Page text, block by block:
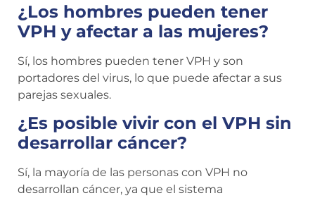
¿Los hombres pueden tener
VPH y afectar a las mujeres?
Sí, los hombres pueden tener VPH y son
portadores del virus, lo que puede afectar a sus
parejas sexuales.
¿Es posible vivir con el VPH sin
desarrollar cáncer?
Sí, la mayoría de las personas con VPH no
desarrollan cáncer, ya que el sistema